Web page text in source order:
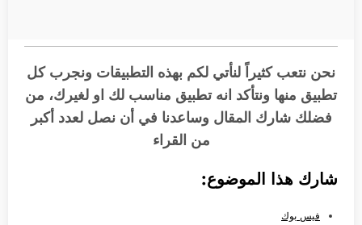
نحن نتعب كثيراً لنأتي لكم بهذه التطبيقات ونجرب كل
تطبيق منها ونتأكد انه تطبيق مناسب لك او لغيرك، من
فضلك شارك المقال وساعدنا في أن نصل لعدد أكبر
من القراء
شارك هذا الموضوع:
فيس بوك